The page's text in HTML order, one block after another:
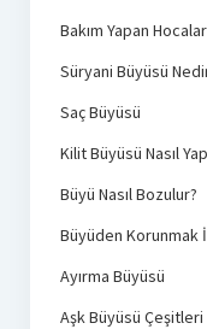
Bakım Yapan Hocalar
Süryani Büyüsü
Saç Büyüsü
Kilit Büyüsü Nasıl
Büyü Nasıl Bozulur?
Büyüden Korunmak
Ayırma Büyüsü
Aşk Büyüsü Çeşitleri